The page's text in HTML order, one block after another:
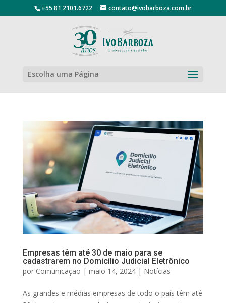
+55 81 2101.6722 contato@ivobarboza.com.br
Escolha uma Página
Empresas têm até 30 de maio para se
cadastrarem no Domicílio Judicial Eletrônico
por Comunicação | maio 14, 2024| Notícias
As grandes e médias empresas de todo o país têm até